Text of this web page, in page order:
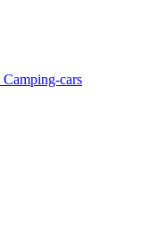
Camping-cars